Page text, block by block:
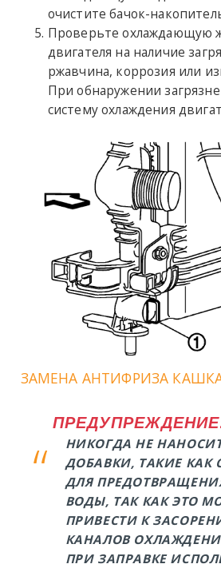
очистите бачок-
Проверьте охлаждающую
двигателя на наличие
ржавчина, коррозия или
При обнаружении
систему охлаждения
ЗАМЕНА АНТИФРИЗА
НИКОГДА НЕ
ДОБАВКИ, ТАКИЕ КАК
ДЛЯ
ВОДЫ, ТАК КАК ЭТО
ПРИВЕСТИ К
КАНАЛОВ
ПРИ ЗАПРАВКЕ